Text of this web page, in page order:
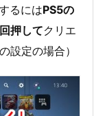
るにはPS5の
押してクリエ
設定の場合）